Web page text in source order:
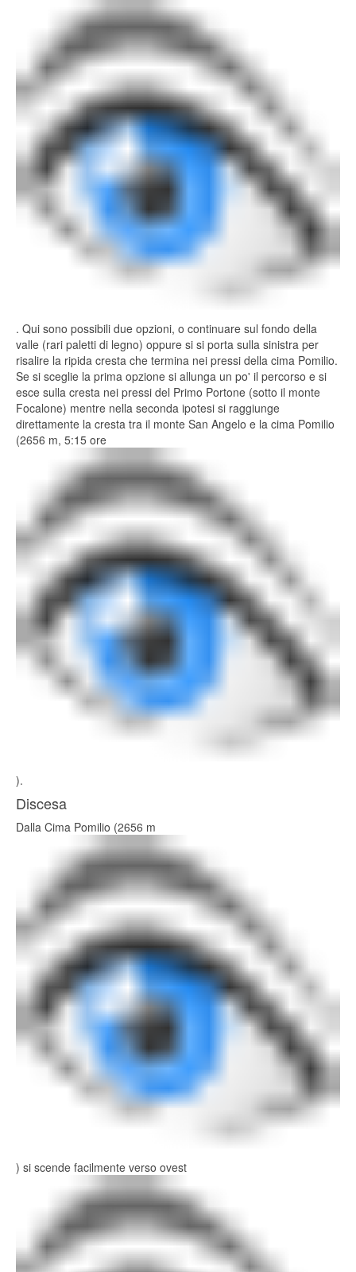
. Qui sono possibili due opzioni, o continuare sul fondo della
valle (rari paletti di legno) oppure si si porta sulla sinistra per
risalire la ripida cresta che termina nei pressi della cima Pomilio.
Se si sceglie la prima opzione si allunga un po' il percorso e si
esce sulla cresta nei pressi del Primo Portone (sotto il monte
Focalone) mentre nella seconda ipotesi si raggiunge
direttamente la cresta tra il monte San Angelo e la cima Pomilio
(2656 m, 5:15 ore
).
Discesa
Dalla Cima Pomilio (2656 m
) si scende facilmente verso ovest